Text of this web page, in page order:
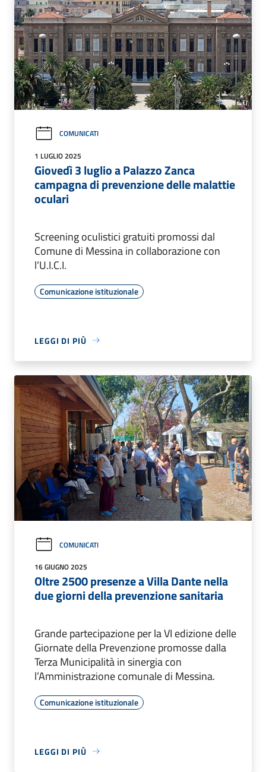
COMUNICATI
1 LUGLIO 2025
Giovedì 3 luglio a Palazzo Zanca
campagna di prevenzione delle malattie
oculari
Screening oculistici gratuiti promossi dal
Comune di Messina in collaborazione con
l’U.I.C.I.
Comunicazione istituzionale
LEGGI DI PIÙ
COMUNICATI
16 GIUGNO 2025
Oltre 2500 presenze a Villa Dante nella
due giorni della prevenzione sanitaria
Grande partecipazione per la VI edizione delle
Giornate della Prevenzione promosse dalla
Terza Municipalità in sinergia con
l’Amministrazione comunale di Messina.
Comunicazione istituzionale
LEGGI DI PIÙ